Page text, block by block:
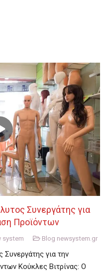
Συνεργάτης για
Προϊόντων
system Blog newsystem.gr
για την
Κούκλες Βιτρίνας: Ο